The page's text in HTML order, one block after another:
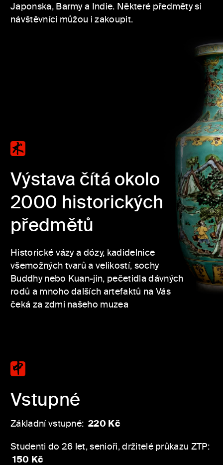
Japonska, Barmy a Indie. Některé předměty si
návštěvníci můžou i zakoupit.
Výstava čítá okolo
2000 historických
předmětů
Historické vázy a dózy, kadidelnice
všemožných tvarů a velikostí, sochy
Buddhy nebo Kuan-jin, pečetidla dávných
rodů a mnoho dalších artefaktů na Vás
čeká za zdmi našeho muzea
Vstupné
Základní vstupné: 220 Kč
Studenti do 26 let, senioři, držitelé průkazu ZTP:
150 Kč